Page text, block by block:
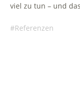
viel zu tun – und
Referenzen